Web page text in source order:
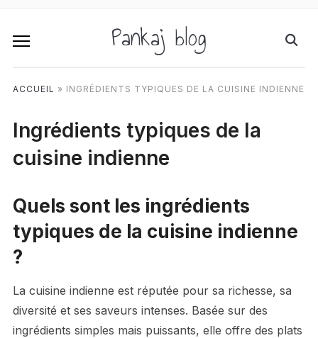
Pankaj blog
ACCUEIL » INGRÉDIENTS TYPIQUES DE LA CUISINE INDIENNE
Ingrédients typiques de la
cuisine indienne
Quels sont les ingrédients
typiques de la cuisine indienne
?
La cuisine indienne est réputée pour sa richesse, sa
diversité et ses saveurs intenses. Basée sur des
ingrédients simples mais puissants, elle offre des plats